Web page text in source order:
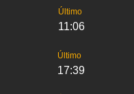
Último
11:06
Último
17:39